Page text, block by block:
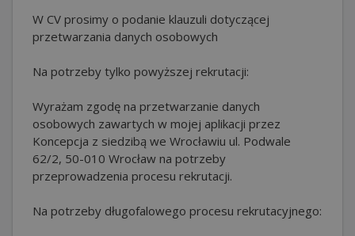
W CV prosimy o podanie klauzuli dotyczącej
przetwarzania danych osobowych
Na potrzeby tylko powyższej rekrutacji:
Wyrażam zgodę na przetwarzanie danych
osobowych zawartych w mojej aplikacji przez
Koncepcja z siedzibą we Wrocławiu ul. Podwale
62/2, 50-010 Wrocław na potrzeby
przeprowadzenia procesu rekrutacji.
Na potrzeby długofalowego procesu rekrutacyjnego: